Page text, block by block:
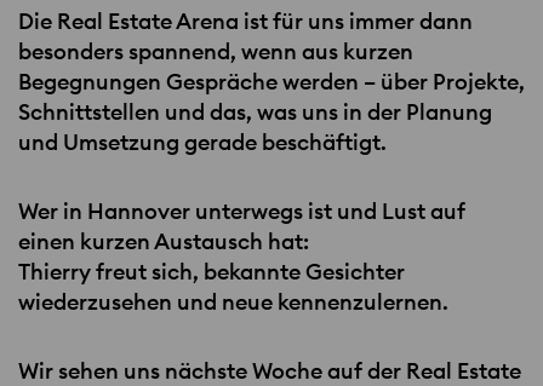
Die Real Estate Arena ist für uns immer dann
besonders spannend, wenn aus kurzen
Begegnungen Gespräche werden – über Projekte,
Schnittstellen und das, was uns in der Planung
und Umsetzung gerade beschäftigt.
Wer in Hannover unterwegs ist und Lust auf
einen kurzen Austausch hat:
Thierry freut sich, bekannte Gesichter
wiederzusehen und neue kennenzulernen.
Wir sehen uns nächste Woche auf der Real Estate